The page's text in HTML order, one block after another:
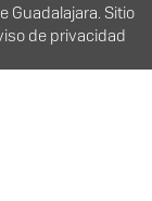
Guadalajara. Sitio
de privacidad